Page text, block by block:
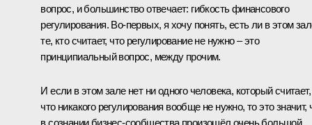
вопрос, и большинство отвечает: гибкость финансового
регулирования. Во‑первых, я хочу понять, есть ли в этом
те, кто считает, что регулирование не нужно – это
принципиальный вопрос, между прочим.
И если в этом зале нет ни одного человека, который считает,
что никакого регулирования вообще не нужно, то это значит,
в сознании бизнес-сообщества произошёл очень большой